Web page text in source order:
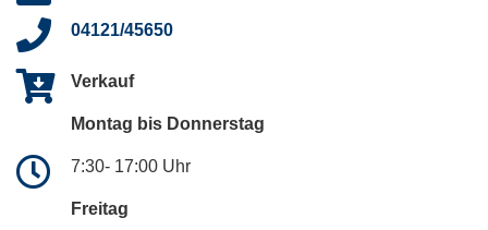
04121/45650
Verkauf
Montag bis Donnerstag
7:30- 17:00 Uhr
Freitag